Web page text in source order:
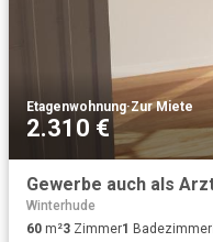
Etagenwohnung·Zur Miete
2.310 €
Winterhude
60 m²3 Zimmer1 Badezimmer